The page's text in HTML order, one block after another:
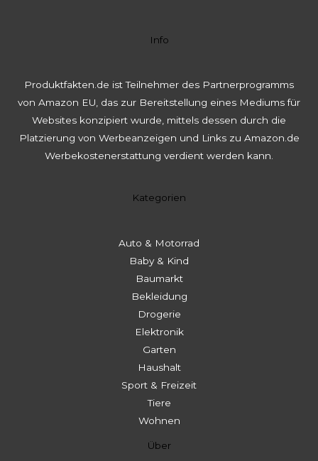
Info
Produktfakten.de ist Teilnehmer des Partnerprogramms
von Amazon EU, das zur Bereitstellung eines Mediums für
Websites konzipiert wurde, mittels dessen durch die
Platzierung von Werbeanzeigen und Links zu Amazon.de
Werbekostenerstattung verdient werden kann.
Kategorien
Auto & Motorrad
Baby & Kind
Baumarkt
Bekleidung
Drogerie
Elektronik
Garten
Haushalt
Sport & Freizeit
Tiere
Wohnen
Über